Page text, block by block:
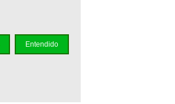
Entendido